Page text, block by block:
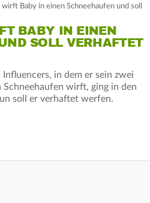
wirft Baby in einen Schneehaufen und soll
BABY IN EINEN
SOLL VERHAFTET
Influencers, in dem er sein zwei
Schneehaufen wirft, ging in den
soll er verhaftet werfen.